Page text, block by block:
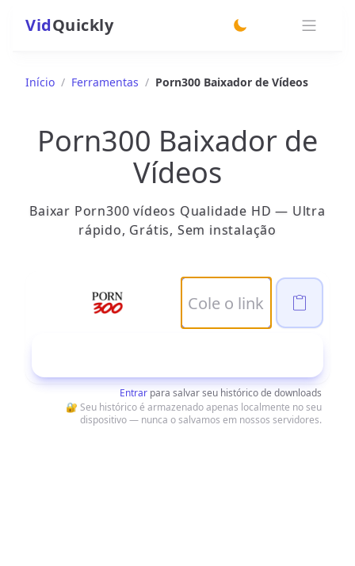
VidQuickly
Início / Ferramentas / Porn300 Baixador de Vídeos
Porn300 Baixador de
Vídeos
Baixar Porn300 vídeos Qualidade HD — Ultra
rápido, Grátis, Sem instalação
Entrar para salvar seu histórico de downloads
🔐 Seu histórico é armazenado apenas localmente no seu
dispositivo — nunca o salvamos em nossos servidores.